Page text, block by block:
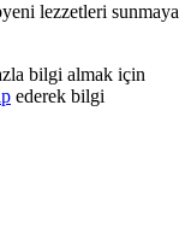
lezzetleri sunmaya
bilgi almak için
ederek bilgi